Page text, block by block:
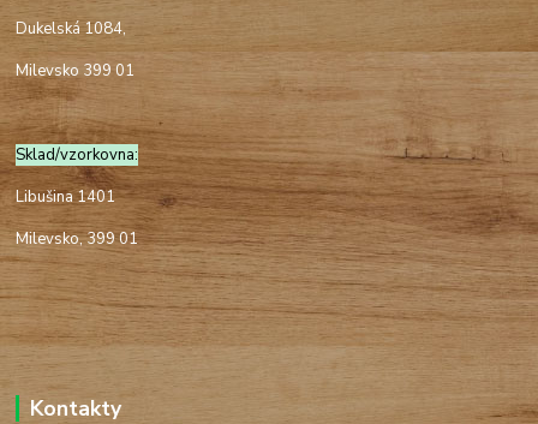
Dukelská 1084,
Milevsko 399 01
Sklad/vzorkovna:
Libušina 1401
Milevsko, 399 01
Kontakty